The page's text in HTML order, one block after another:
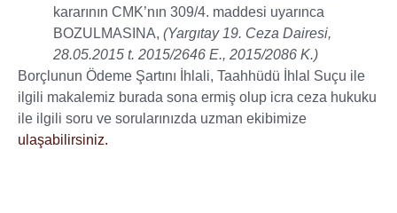
kararının CMK’nın 309/4. maddesi uyarınca
BOZULMASINA, (Yargıtay 19. Ceza Dairesi,
28.05.2015 t. 2015/2646 E., 2015/2086 K.)
Borçlunun Ödeme Şartını İhlali, Taahhüdü İhlal Suçu ile
ilgili makalemiz burada sona ermiş olup icra ceza hukuku
ile ilgili soru ve sorularınızda uzman ekibimize
ulaşabilirsiniz.